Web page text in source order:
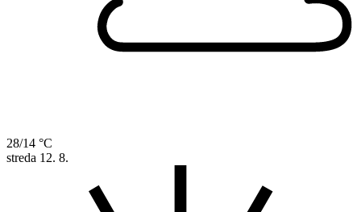
28/14 °C
streda 12. 8.